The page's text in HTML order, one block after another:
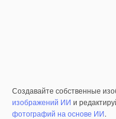
Создавайте собственные
изображений ИИ и
фотографий на основе ИИ.